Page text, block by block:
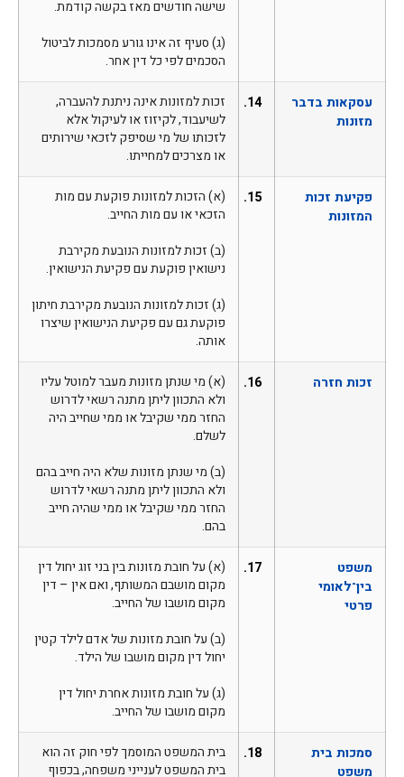
שישה חודשים מאז בקשה קודמת.
(ג) סעיף זה אינו גורע מסמכות לביטול
הסכמים לפי כל דין אחר.
עסקאות בדבר
מזונות
14.
זכות למזונות אינה ניתנת להעברה,
לשיעבוד, לקיזוז או לעיקול אלא
לזכותו של מי שסיפק לזכאי שירותים
או מצרכים למחייתו.
פקיעת זכות
המזונות
15.
(א) הזכות למזונות פוקעת עם מות
הזכאי או עם מות החייב.
(ב) זכות למזונות הנובעת מקירבת
נישואין פוקעת עם פקיעת הנישואין.
(ג) זכות למזונות הנובעת מקירבת חיתון
פוקעת גם עם פקיעת הנישואין שיצרו
אותה.
זכות חזרה 16.
(א) מי שנתן מזונות מעבר למוטל עליו
ולא התכוון ליתן מתנה רשאי לדרוש
החזר ממי שקיבל או ממי שחייב היה
לשלם.
(ב) מי שנתן מזונות שלא היה חייב בהם
ולא התכוון ליתן מתנה רשאי לדרוש
החזר ממי שקיבל או ממי שהיה חייב
בהם.
משפט
בין־לאומי
פרטי
17.
(א) על חובת מזונות בין בני זוג יחול דין
מקום מושבם המשותף, ואם אין – דין
מקום מושבו של החייב.
(ב) על חובת מזונות של אדם לילד קטין
יחול דין מקום מושבו של הילד.
(ג) על חובת מזונות אחרת יחול דין
מקום מושבו של החייב.
סמכות בית
משפט
18.
בית המשפט המוסמך לפי חוק זה הוא
בית המשפט לענייני משפחה, בכפוף